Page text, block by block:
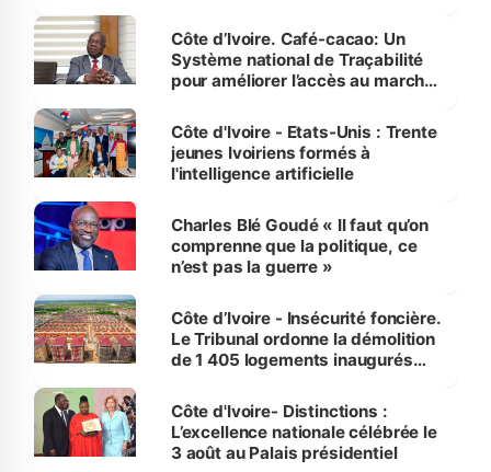
Côte d’Ivoire. Café-cacao: Un
Système national de Traçabilité
pour améliorer l’accès au marché
Côte d'Ivoire - Etats-Unis : Trente
jeunes Ivoiriens formés à
l'intelligence artificielle
Charles Blé Goudé « Il faut qu’on
comprenne que la politique, ce
n’est pas la guerre »
Côte d’Ivoire - Insécurité foncière.
Le Tribunal ordonne la démolition
de 1 405 logements inaugurés
Bassam
Côte d'Ivoire- Distinctions :
L’excellence nationale célébrée le
3 août au Palais présidentiel